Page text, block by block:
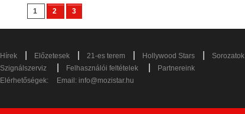
1 2 3
Hírek Előzetesek 21-es terem Hollywood Stars Sorozatok
Szignálszerviz
Felhasználói feltételek
Partnereink
Elérhetőségek:
Email: info@mozistar.hu